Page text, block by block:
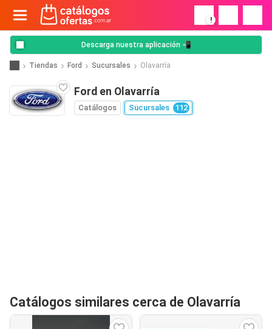
!
Descarga nuestra aplicación 📲
Tiendas Ford Sucursales Olavarría
Ford en Olavarría
Catálogos Sucursales 112
Catálogos similares cerca de Olavarría